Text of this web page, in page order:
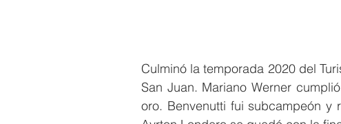
Culminó la temporada 2020 del
San Juan. Mariano Werner
oro. Benvenutti fui subcampeón y